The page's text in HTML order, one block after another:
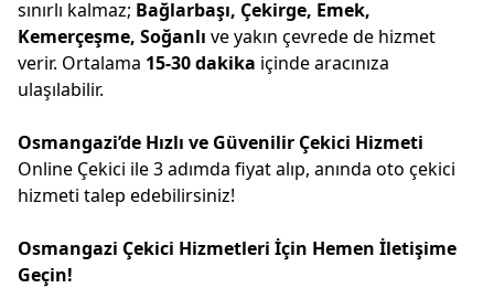
sınırlı kalmaz; Bağlarbaşı, Çekirge, Emek,
Kemerçeşme, Soğanlı ve yakın çevrede de hizmet
verir. Ortalama 15-30 dakika içinde aracınıza
ulaşılabilir.
Osmangazi’de Hızlı ve Güvenilir Çekici Hizmeti
Online Çekici ile 3 adımda fiyat alıp, anında oto çekici
hizmeti talep edebilirsiniz!
Osmangazi Çekici Hizmetleri İçin Hemen İletişime
Geçin!